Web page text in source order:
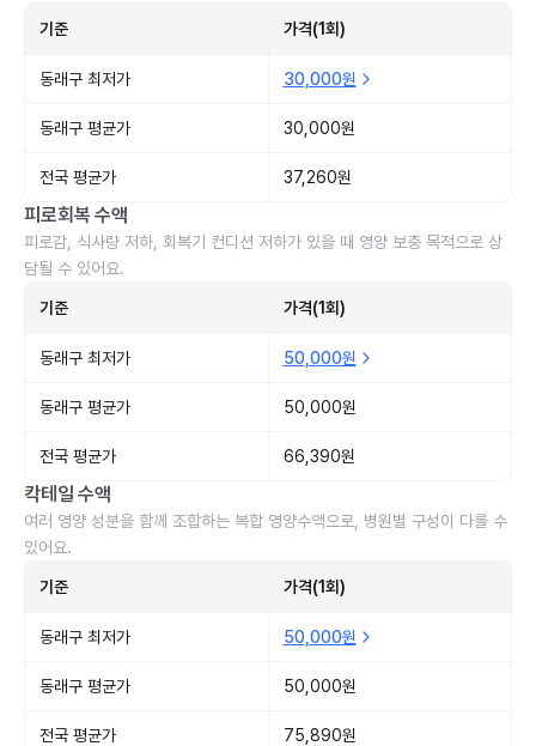
기준 가격(1회)
동래구 최저가 30,000원
동래구 평균가 30,000원
전국 평균가 37,260원
피로회복 수액
피로감, 식사량 저하, 회복기 컨디션 저하가 있을 때 영양 보충 목적으로 상
담될 수 있어요.
기준 가격(1회)
동래구 최저가 50,000원
동래구 평균가 50,000원
전국 평균가 66,390원
칵테일 수액
여러 영양 성분을 함께 조합하는 복합 영양수액으로, 병원별 구성이 다를 수
있어요.
기준 가격(1회)
동래구 최저가 50,000원
동래구 평균가 50,000원
전국 평균가 75,890원